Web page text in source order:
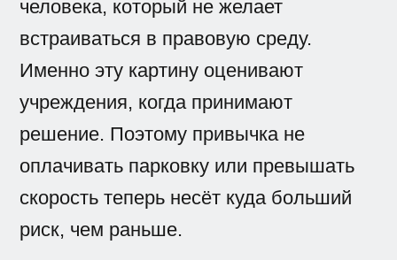
человека, который не желает
встраиваться в правовую среду.
Именно эту картину оценивают
учреждения, когда принимают
решение. Поэтому привычка не
оплачивать парковку или превышать
скорость теперь несёт куда больший
риск, чем раньше.